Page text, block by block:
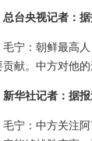
总台央视记者：
毛宁：朝鲜最高
贡献。中方对他
新华社记者：据
毛宁：中方关注